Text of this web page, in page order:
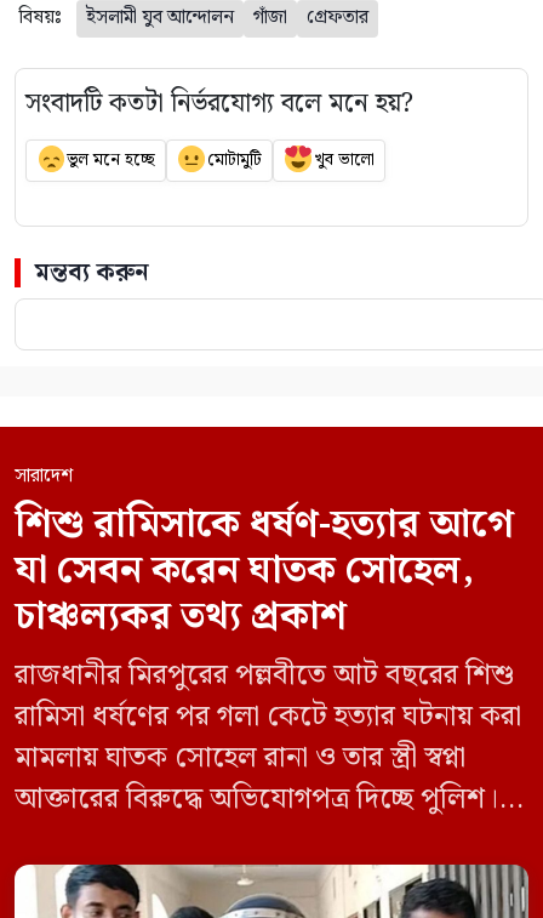
বিষয়ঃ ইসলামী যুব আন্দোলন গাঁজা গ্রেফতার
সংবাদটি কতটা নির্ভরযোগ্য বলে মনে হয়?
ভুল মনে হচ্ছে মোটামুটি খুব ভালো
মন্তব্য করুন
সারাদেশ
শিশু রামিসাকে ধর্ষণ-হত্যার আগে
যা সেবন করেন ঘাতক সোহেল,
চাঞ্চল্যকর তথ্য প্রকাশ
রাজধানীর মিরপুরের পল্লবীতে আট বছরের শিশু
রামিসা ধর্ষণের পর গলা কেটে হত্যার ঘটনায় করা
মামলায় ঘাতক সোহেল রানা ও তার স্ত্রী স্বপ্না
আক্তারের বিরুদ্ধে অভিযোগপত্র দিচ্ছে পুলিশ।
সেবন করেছিলেন বলে জবানবন্দিতে